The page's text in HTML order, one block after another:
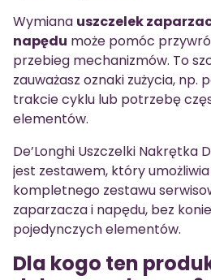
Wymiana uszczelek
napędu może pomóc
przebieg mechanizmów. To
zauważasz oznaki zużycia, np.
trakcie cyklu lub potrzebę
elementów.
De’Longhi Uszczelki Nakrętka
jest zestawem, który
kompletnego zestawu
zaparzacza i napędu, bez
pojedynczych elementów.
Dla kogo ten